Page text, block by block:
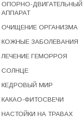
ОПОРНО-ДВИГАТЕЛЬНЫЙ
АППАРАТ
ОЧИЩЕНИЕ ОРГАНИЗМА
КОЖНЫЕ ЗАБОЛЕВАНИЯ
ЛЕЧЕНИЕ ГЕМОРРОЯ
СОЛНЦЕ
КЕДРОВЫЙ МИР
КАКАО-ФИТОСВЕЧИ
НАСТОЙКИ НА ТРАВАХ